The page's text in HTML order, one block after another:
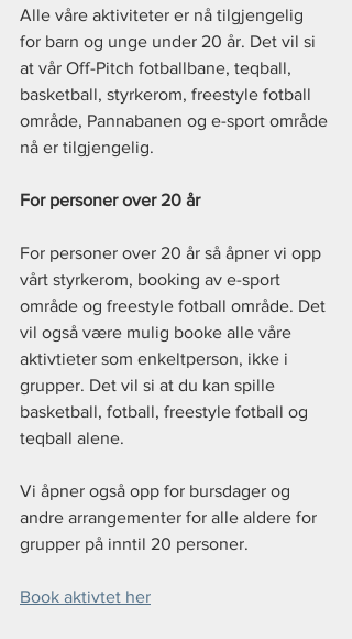
Alle våre aktiviteter er nå tilgjengelig
for barn og unge under 20 år. Det vil si
at vår Off-Pitch fotballbane, teqball,
basketball, styrkerom, freestyle fotball
område, Pannabanen og e-sport område
nå er tilgjengelig.
For personer over 20 år
For personer over 20 år så åpner vi opp
vårt styrkerom, booking av e-sport
område og freestyle fotball område. Det
vil også være mulig booke alle våre
aktivtieter som enkeltperson, ikke i
grupper. Det vil si at du kan spille
basketball, fotball, freestyle fotball og
teqball alene.
Vi åpner også opp for bursdager og
andre arrangementer for alle aldere for
grupper på inntil 20 personer.
Book aktivtet her